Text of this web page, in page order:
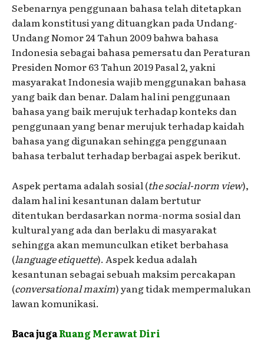
Sebenarnya penggunaan bahasa telah ditetapkan
dalam konstitusi yang dituangkan pada Undang-
Undang Nomor 24 Tahun 2009 bahwa bahasa
Indonesia sebagai bahasa pemersatu dan Peraturan
Presiden Nomor 63 Tahun 2019 Pasal 2, yakni
masyarakat Indonesia wajib menggunakan bahasa
yang baik dan benar. Dalam hal ini penggunaan
bahasa yang baik merujuk terhadap konteks dan
penggunaan yang benar merujuk terhadap kaidah
bahasa yang digunakan sehingga penggunaan
bahasa terbalut terhadap berbagai aspek berikut.
Aspek pertama adalah sosial (the social-norm view),
dalam hal ini kesantunan dalam bertutur
ditentukan berdasarkan norma-norma sosial dan
kultural yang ada dan berlaku di masyarakat
sehingga akan memunculkan etiket berbahasa
(language etiquette). Aspek kedua adalah
kesantunan sebagai sebuah maksim percakapan
(conversational maxim) yang tidak mempermalukan
lawan komunikasi.
Baca jugaRuang Merawat Diri